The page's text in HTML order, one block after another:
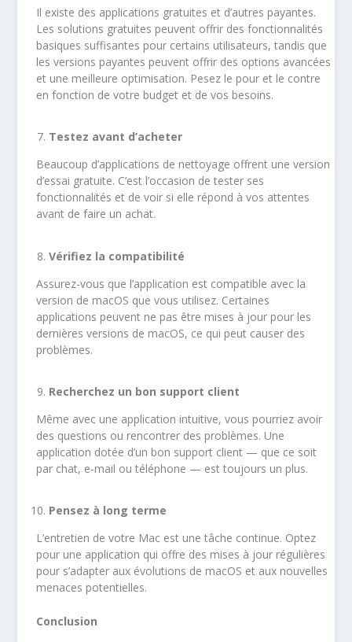
Il existe des applications gratuites et d’autres payantes.
Les solutions gratuites peuvent offrir des fonctionnalités
basiques suffisantes pour certains utilisateurs, tandis que
les versions payantes peuvent offrir des options avancées
et une meilleure optimisation. Pesez le pour et le contre
en fonction de votre budget et de vos besoins.
Testez avant d’acheter
Beaucoup d’applications de nettoyage offrent une version
d’essai gratuite. C’est l’occasion de tester ses
fonctionnalités et de voir si elle répond à vos attentes
avant de faire un achat.
Vérifiez la compatibilité
Assurez-vous que l’application est compatible avec la
version de macOS que vous utilisez. Certaines
applications peuvent ne pas être mises à jour pour les
dernières versions de macOS, ce qui peut causer des
problèmes.
Recherchez un bon support client
Même avec une application intuitive, vous pourriez avoir
des questions ou rencontrer des problèmes. Une
application dotée d’un bon support client — que ce soit
par chat, e-mail ou téléphone — est toujours un plus.
Pensez à long terme
L’entretien de votre Mac est une tâche continue. Optez
pour une application qui offre des mises à jour régulières
pour s’adapter aux évolutions de macOS et aux nouvelles
menaces potentielles.
Conclusion